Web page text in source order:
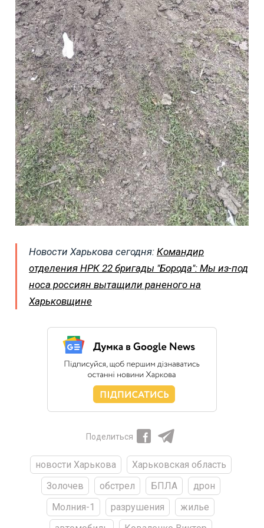
Новости Харькова сегодня: Командир
отделения НРК 22 бригады "Борода": Мы из-под
носа россиян вытащили раненого на
Харьковщине
Поделиться
новости Харькова
Харьковская область
Золочев
обстрел БПЛА
дрон
Молния-1
разрушения
жилье